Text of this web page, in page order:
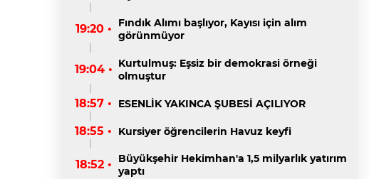
19:20 •
Fındık Alımı başlıyor, Kayısı için alım
görünmüyor
19:04 • Kurtulmuş: Eşsiz bir demokrasi örneği
olmuştur
18:57 • ESENLİK YAKINCA ŞUBESİ AÇILIYOR
18:55 • Kursiyer öğrencilerin Havuz keyfi
18:52 •
Büyükşehir Hekimhan'a 1,5 milyarlık yatırım
yaptı